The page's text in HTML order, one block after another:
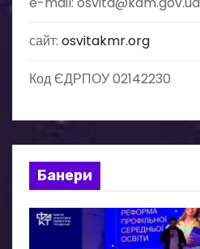
сайт: osvitakmr.org
Код ЄДРПОУ 02142230
Банери